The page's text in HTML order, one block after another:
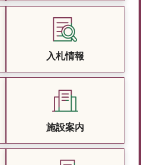
入札情報
施設案内